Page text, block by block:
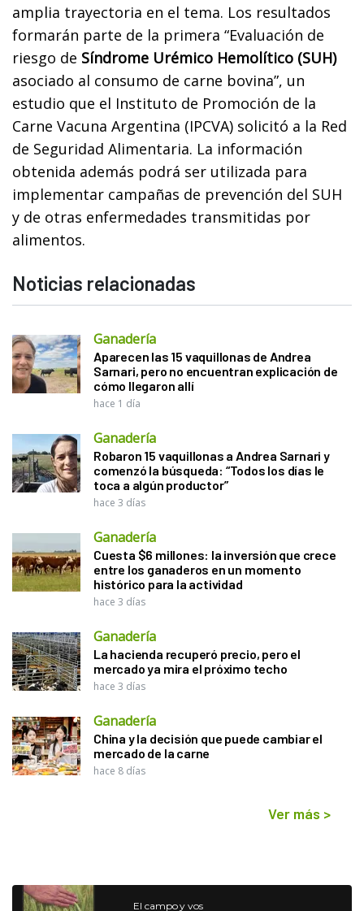
amplia trayectoria en el tema. Los resultados
formarán parte de la primera “Evaluación de
riesgo de Síndrome Urémico Hemolítico (SUH)
asociado al consumo de carne bovina”, un
estudio que el Instituto de Promoción de la
Carne Vacuna Argentina (IPCVA) solicitó a la Red
de Seguridad Alimentaria. La información
obtenida además podrá ser utilizada para
implementar campañas de prevención del SUH
y de otras enfermedades transmitidas por
alimentos.
Noticias relacionadas
Ganadería
Aparecen las 15 vaquillonas de Andrea
Sarnari, pero no encuentran explicación de
cómo llegaron allí
hace 1 día
Ganadería
Robaron 15 vaquillonas a Andrea Sarnari y
comenzó la búsqueda: “Todos los días le
toca a algún productor”
hace 3 días
Ganadería
Cuesta $6 millones: la inversión que crece
entre los ganaderos en un momento
histórico para la actividad
hace 3 días
Ganadería
La hacienda recuperó precio, pero el
mercado ya mira el próximo techo
hace 3 días
Ganadería
China y la decisión que puede cambiar el
mercado de la carne
hace 8 días
Ver más >
El campo y vos